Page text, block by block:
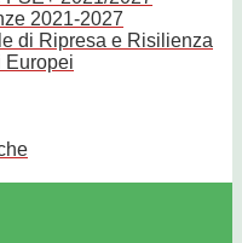
2021-2027
di Ripresa e Risilienza
Europei